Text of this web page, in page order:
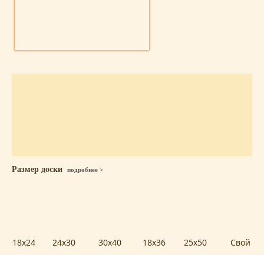
Размер доски подробнее >
18x24 24x30 30x40 18x36 25x50 Свой